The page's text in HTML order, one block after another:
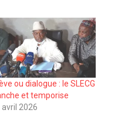
ou dialogue : le SLECG
et temporise
avril 2026